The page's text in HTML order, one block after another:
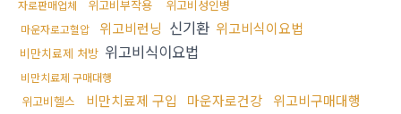
자로판매업체
위고비부작용 위고비성인병
마운자로고혈압 위고비런닝 신기환 위고비식이요법
비만치료제 처방 위고비식이요법
비만치료제 구매대행
위고비헬스 비만치료제 구입 마운자로건강
위고비구매대행